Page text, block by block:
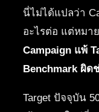
นี่ไม่ได้แปลว่า
อะไรต่อ แต่หมา
Campaign แพ้
Benchmark ผิด
Target ปัจจุบัน